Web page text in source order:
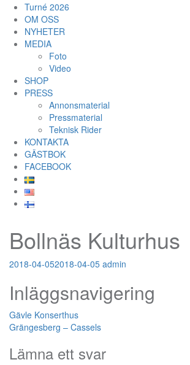
Turné 2026
OM OSS
NYHETER
MEDIA
Foto
Video
SHOP
PRESS
Annonsmaterial
Pressmaterial
Teknisk Rider
KONTAKTA
GÄSTBOK
FACEBOOK
Bollnäs Kulturhus
2018-04-052018-04-05 admin
Inläggsnavigering
Gävle Konserthus
Grängesberg – Cassels
Lämna ett svar